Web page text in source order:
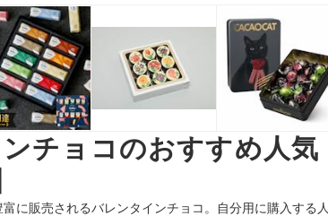
チョコのおすすめ人気
に販売されるバレンタインチョコ。自分用に購入する